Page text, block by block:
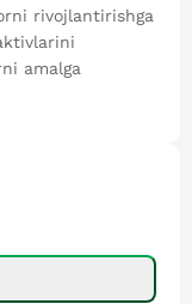
rivojlantirishga
amalga